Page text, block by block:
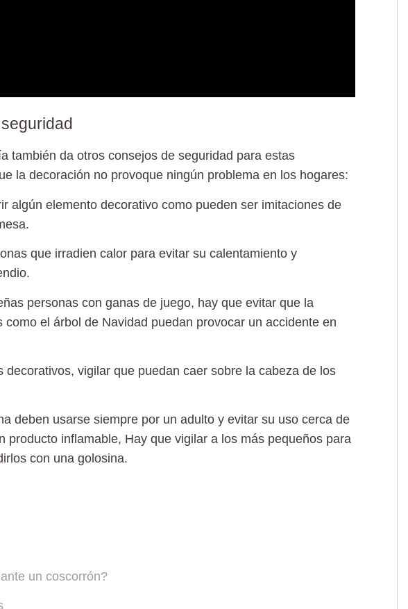
también da otros consejos de seguridad para estas
la decoración no provoque ningún problema en los hogares:
algún elemento decorativo como pueden ser imitaciones de
que irradien calor para evitar su calentamiento y
personas con ganas de juego, hay que evitar que la
el árbol de Navidad puedan provocar un accidente en
decorativos, vigilar que puedan caer sobre la cabeza de los
deben usarse siempre por un adulto y evitar su uso cerca de
producto inflamable, Hay que vigilar a los más pequeños para
con una golosina.
un coscorrón?